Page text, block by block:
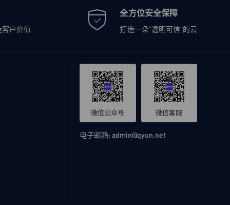
客户价值
全方位安全保障
打造一朵“透明可信”的云
微信公众号 微信客服
电子邮箱: admin@qyun.net